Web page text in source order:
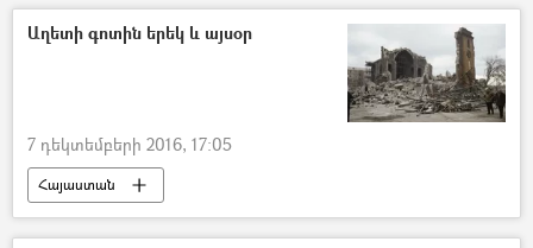
Աղետի գոտին երեկ և այսօր
7 դեկտեմբերի 2016, 17:05
Հայաստան